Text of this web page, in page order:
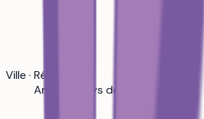
Ville · Région
Angers · Pays de la Loire